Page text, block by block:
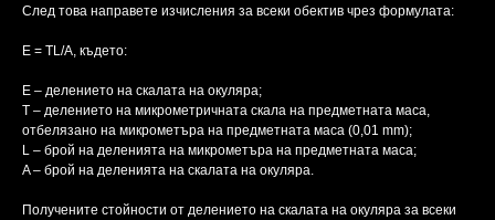
След това направете изчисления за всеки обектив чрез формулата:
E = TL/A, където:
E – делението на скалата на окуляра;
T – делението на микрометричната скала на предметната маса,
отбелязано на микрометъра на предметната маса (0,01 mm);
L – брой на деленията на микрометъра на предметната маса;
A – брой на деленията на скалата на окуляра.
Получените стойности от делението на скалата на окуляра за всеки